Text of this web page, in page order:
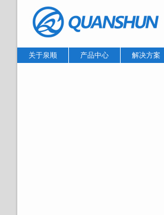
关于泉顺 产品中心 解决方案